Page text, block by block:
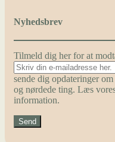
Nyhedsbrev
Tilmeld dig her for at
sende dig opdateringer
og nørdede ting. Læs
information.